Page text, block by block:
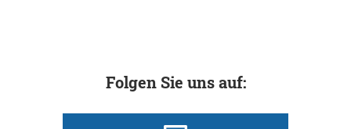
Folgen Sie uns auf: